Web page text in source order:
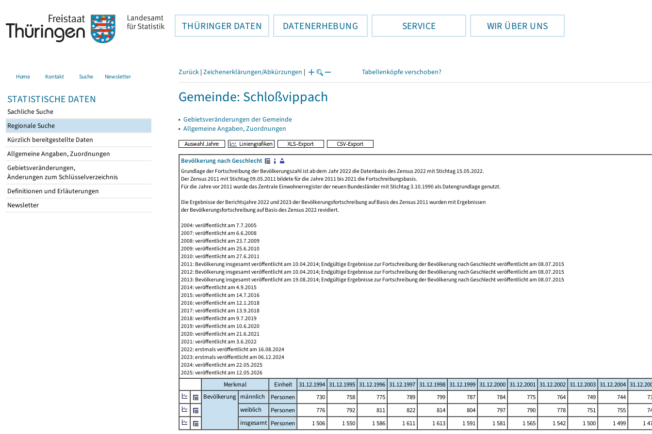
THÜRINGER DATEN DATENERHEBUNG SERVICE WIR ÜBER UNS
Home Kontakt Suche Newsletter
STATISTISCHE DATEN
Sachliche Suche
Regionale Suche
Kürzlich bereitgestellte Daten
Allgemeine Angaben, Zuordnungen
Gebietsveränderungen,
Änderungen zum Schlüsselverzeichnis
Definitionen und Erläuterungen
Newsletter
Zurück | Zeichenerklärungen/Abkürzungen | Tabellenköpfe verschoben?
Gemeinde: Schloßvippach
▸ Gebietsveränderungen der Gemeinde
▸ Allgemeine Angaben, Zuordnungen
Bevölkerung nach Geschlecht
Grundlage der Fortschreibung der Bevölkerungszahl ist ab dem Jahr 2022 die Datenbasis des Zensus 2022 mit Stichtag 15.05.2022.
Der Zensus 2011 mit Stichtag 09.05.2011 bildete für die Jahre 2011 bis 2021 die Fortschreibungsbasis.
Für die Jahre vor 2011 wurde das Zentrale Einwohnerregister der neuen Bundesländer mit Stichtag 3.10.1990 als Datengrundlage genutzt.
Die Ergebnisse der Berichtsjahre 2022 und 2023 der Bevölkerungsfortschreibung auf Basis des Zensus 2011 wurden mit Ergebnissen
der Bevölkerungsfortschreibung auf Basis des Zensus 2022 revidiert.
2004: veröffentlicht am 7.7.2005
2007: veröffentlicht am 6.6.2008
2008: veröffentlicht am 23.7.2009
2009: veröffentlicht am 25.6.2010
2010: veröffentlicht am 27.6.2011
2011: Bevölkerung insgesamt veröffentlicht am 10.04.2014; Endgültige Ergebnisse zur Fortschreibung der Bevölkerung nach Geschlecht veröffentlicht am 08.07.2015
2012: Bevölkerung insgesamt veröffentlicht am 10.04.2014; Endgültige Ergebnisse zur Fortschreibung der Bevölkerung nach Geschlecht veröffentlicht am 08.07.2015
2013: Bevölkerung insgesamt veröffentlicht am 19.08.2014; Endgültige Ergebnisse zur Fortschreibung der Bevölkerung nach Geschlecht veröffentlicht am 08.07.2015
2014: veröffentlicht am 4.9.2015
2015: veröffentlicht am 14.7.2016
2016: veröffentlicht am 12.1.2018
2017: veröffentlicht am 13.9.2018
2018: veröffentlicht am 9.7.2019
2019: veröffentlicht am 10.6.2020
2020: veröffentlicht am 21.6.2021
2021: veröffentlicht am 3.6.2022
2022: erstmals veröffentlicht am 16.08.2024
2023: erstmals veröffentlicht am 06.12.2024
2024: veröffentlicht am 22.05.2025
2025: veröffentlicht am 12.05.2026
Merkmal Einheit 31.12.1994 31.12.1995 31.12.1996 31.12.1997 31.12.1998 31.12.1999 31.12.2000 31.12.2001 31.12.2002 31.12.2003 31.12.2004
Bevölkerung männlich Personen 730 758 775 789 799 787 784 775 764 749 744
weiblich
Personen 776 792 811 822 814 804 797 790 778 751 755
insgesamt Personen 1 506 1 550 1 586 1 611 1 613 1 591 1 581 1 565 1 542 1 500 1 499 1